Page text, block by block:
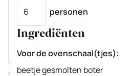
personen
Ingrediënten
Voor de ovenschaal(tjes):
▢
beetje gesmolten boter